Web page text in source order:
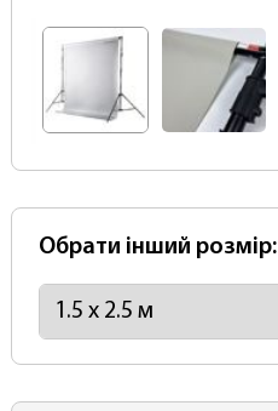
Обрати інший розмір: